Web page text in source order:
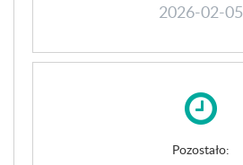
2026-02-05
Pozostało: